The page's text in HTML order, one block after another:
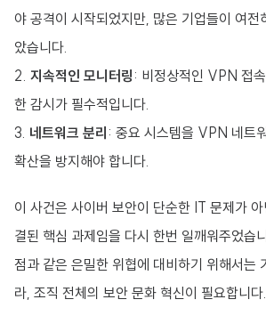
야 공격이 시작되었지만, 많은 기업들이 여전
았습니다.
지속적인 모니터링 : 비정상적인 VPN 접
한 감시가 필수적입니다.
네트워크 분리 : 중요 시스템을 VPN 네트
확산을 방지해야 합니다.
이 사건은 사이버 보안이 단순한 IT 문제가
결된 핵심 과제임을 다시 한번 일깨워주었
점과 같은 은밀한 위협에 대비하기 위해서는
라, 조직 전체의 보안 문화 혁신이 필요합니다.